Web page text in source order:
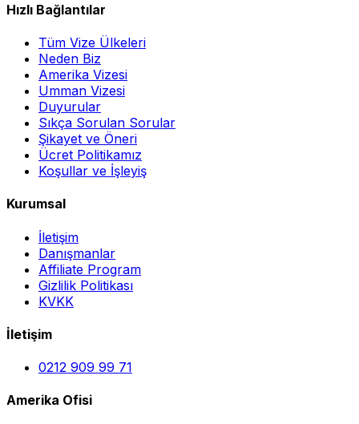
Hızlı Bağlantılar
Tüm Vize Ülkeleri
Neden Biz
Amerika Vizesi
Umman Vizesi
Duyurular
Sıkça Sorulan Sorular
Şikayet ve Öneri
Ücret Politikamız
Koşullar ve İşleyiş
Kurumsal
İletişim
Danışmanlar
Affiliate Program
Gizlilik Politikası
KVKK
İletişim
0212 909 99 71
Amerika Ofisi